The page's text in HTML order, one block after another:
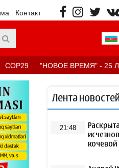
Контакт
COP29 "НОВОЕ ВРЕМЯ" - 25
Лента
21:48
кочевой